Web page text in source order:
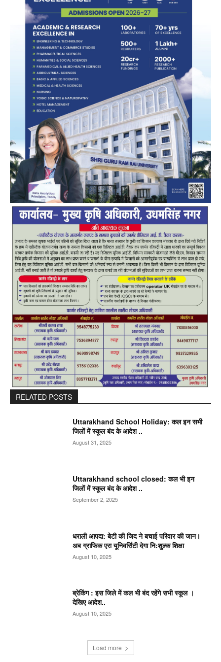
RELATED POSTS
Uttarakhand School Holiday: कल इन सभी
जिलों में स्कूल बंद के आदेश ..
August 31, 2025
Uttarakhand school closed: कल भी इन
जिलों में स्कूल बंद के आदेश ..
September 2, 2025
धराली आपदा: बेटी की जिद ने बचाई परिवार की जान।
अब ग्राफिक एरा यूनिवर्सिटी देगा नि:शुल्क शिक्षा
August 10, 2025
ब्रेकिंग : इस जिले में कल भी बंद रहेंगे सभी स्कूल ।
देखिए आदेश..
August 10, 2025
Load more